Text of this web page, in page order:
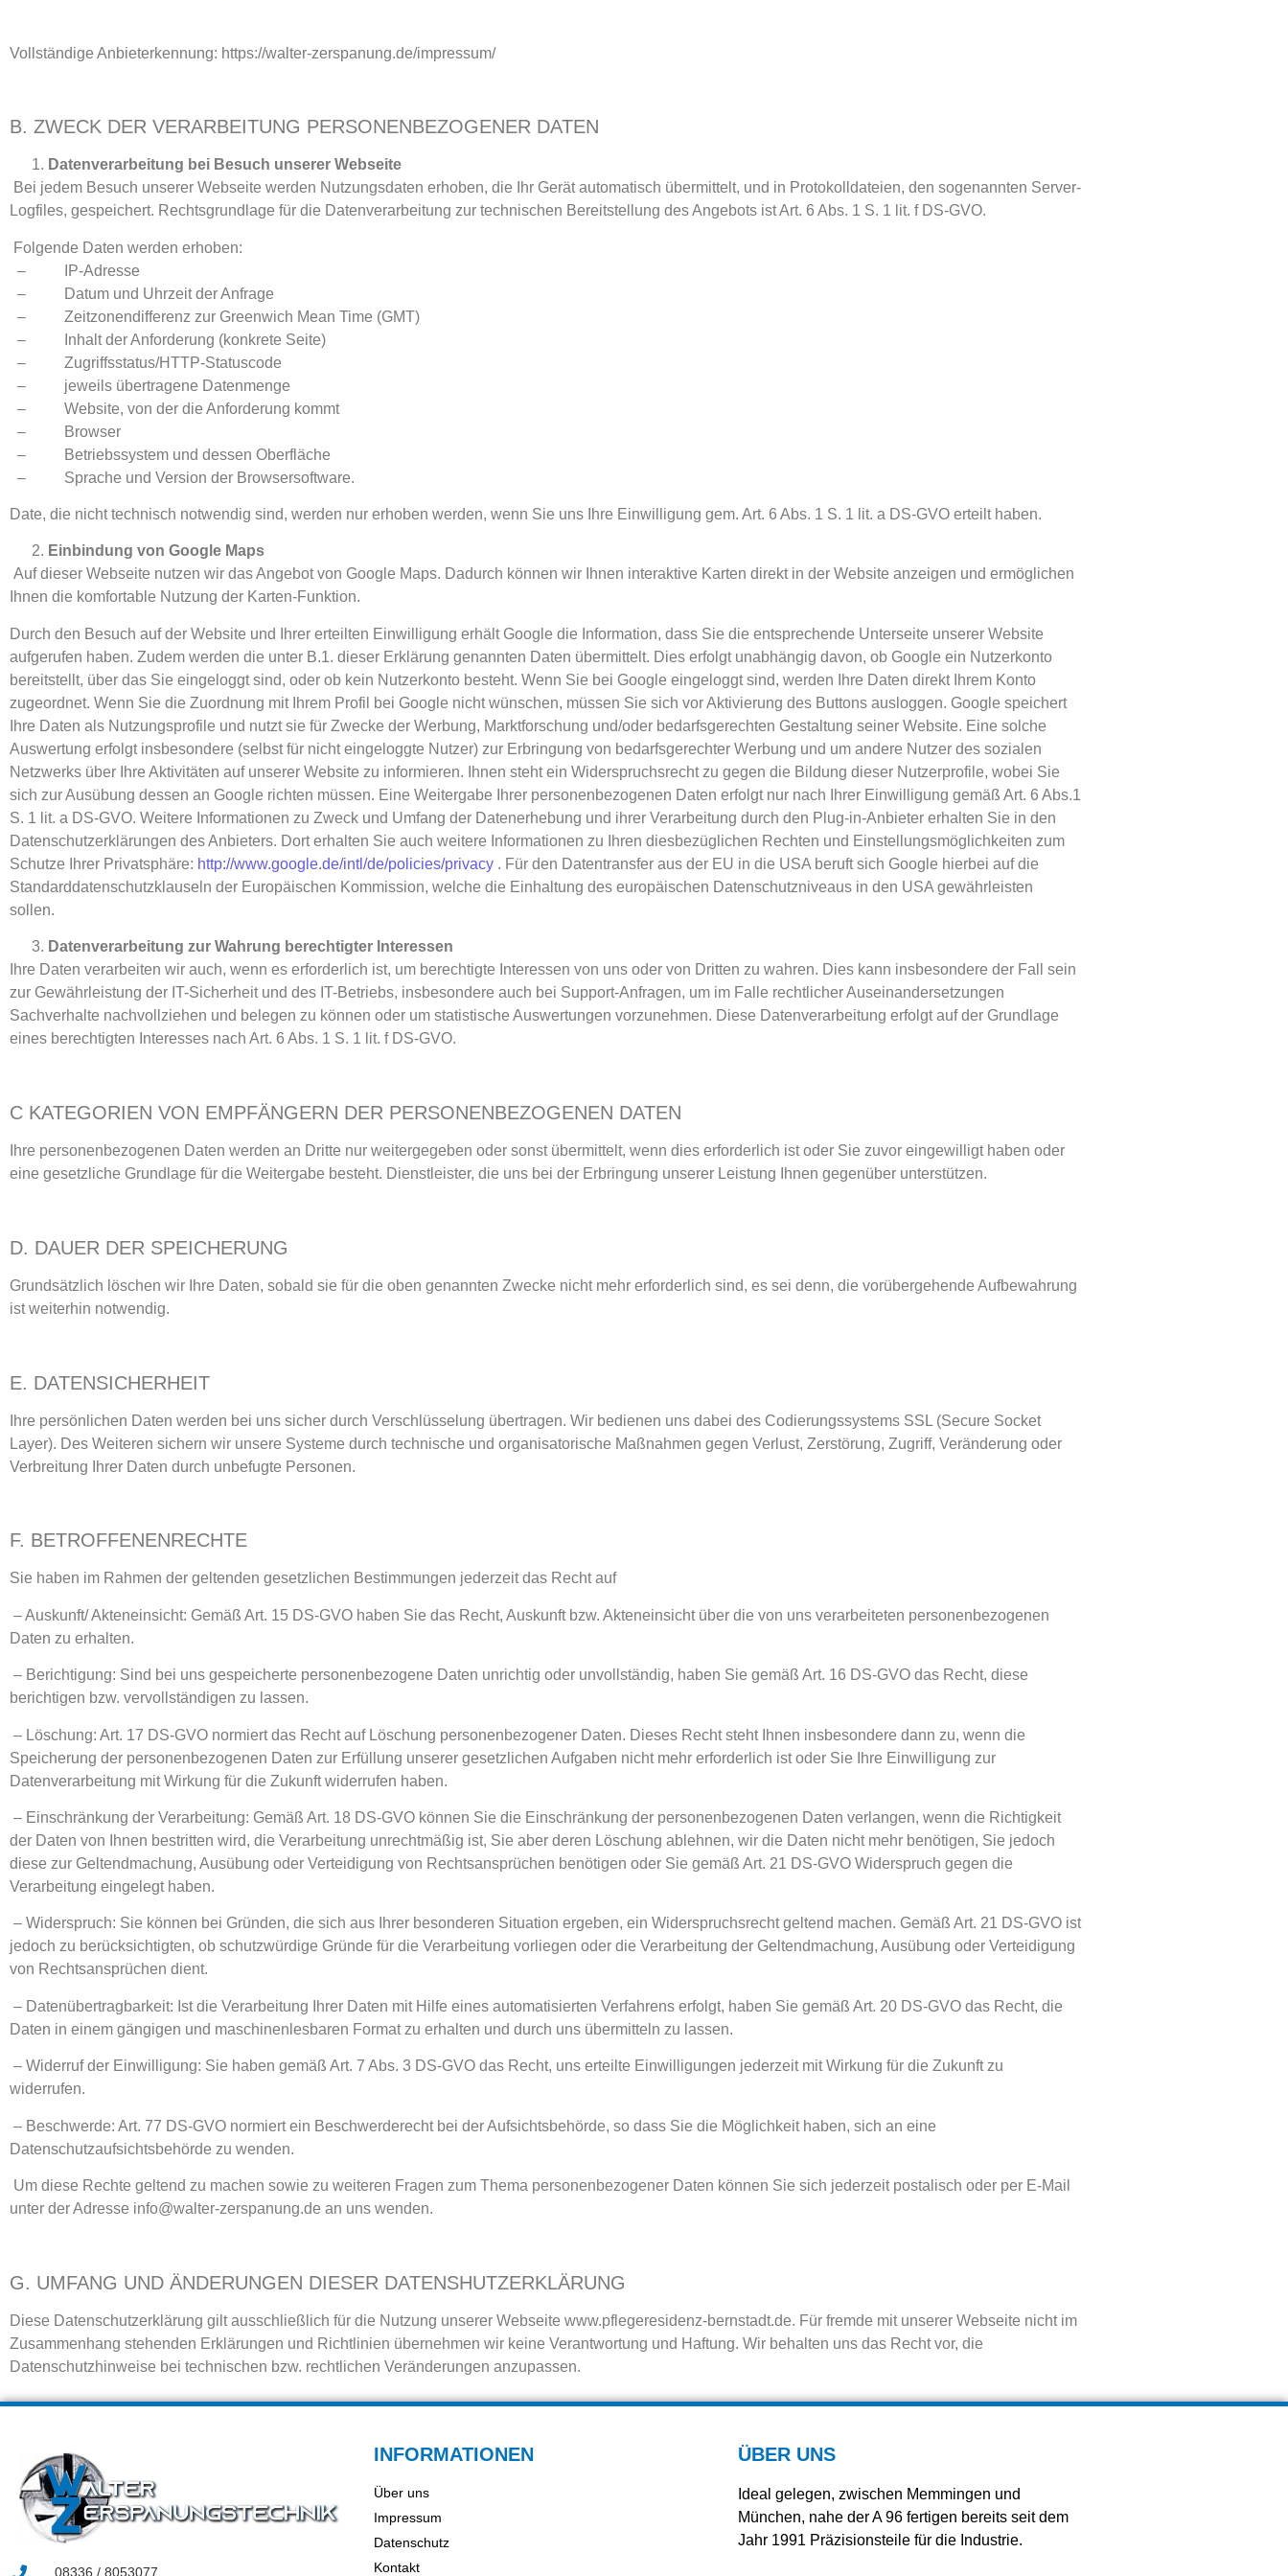
Vollständige Anbieterkennung: https://walter-zerspanung.de/impressum/
B. ZWECK DER VERARBEITUNG PERSONENBEZOGENER DATEN
Datenverarbeitung bei Besuch unserer Webseite
Bei jedem Besuch unserer Webseite werden Nutzungsdaten erhoben, die Ihr Gerät automatisch übermittelt, und in Protokolldateien, den sogenannten Server-
Logfiles, gespeichert. Rechtsgrundlage für die Datenverarbeitung zur technischen Bereitstellung des Angebots ist Art. 6 Abs. 1 S. 1 lit. f DS-GVO.
Folgende Daten werden erhoben:
– IP-Adresse
– Datum und Uhrzeit der Anfrage
– Zeitzonendifferenz zur Greenwich Mean Time (GMT)
– Inhalt der Anforderung (konkrete Seite)
– Zugriffsstatus/HTTP-Statuscode
– jeweils übertragene Datenmenge
– Website, von der die Anforderung kommt
– Browser
– Betriebssystem und dessen Oberfläche
– Sprache und Version der Browsersoftware.
Date, die nicht technisch notwendig sind, werden nur erhoben werden, wenn Sie uns Ihre Einwilligung gem. Art. 6 Abs. 1 S. 1 lit. a DS-GVO erteilt haben.
Einbindung von Google Maps
Auf dieser Webseite nutzen wir das Angebot von Google Maps. Dadurch können wir Ihnen interaktive Karten direkt in der Website anzeigen und ermöglichen
Ihnen die komfortable Nutzung der Karten-Funktion.
Durch den Besuch auf der Website und Ihrer erteilten Einwilligung erhält Google die Information, dass Sie die entsprechende Unterseite unserer Website
aufgerufen haben. Zudem werden die unter B.1. dieser Erklärung genannten Daten übermittelt. Dies erfolgt unabhängig davon, ob Google ein Nutzerkonto
bereitstellt, über das Sie eingeloggt sind, oder ob kein Nutzerkonto besteht. Wenn Sie bei Google eingeloggt sind, werden Ihre Daten direkt Ihrem Konto
zugeordnet. Wenn Sie die Zuordnung mit Ihrem Profil bei Google nicht wünschen, müssen Sie sich vor Aktivierung des Buttons ausloggen. Google speichert
Ihre Daten als Nutzungsprofile und nutzt sie für Zwecke der Werbung, Marktforschung und/oder bedarfsgerechten Gestaltung seiner Website. Eine solche
Auswertung erfolgt insbesondere (selbst für nicht eingeloggte Nutzer) zur Erbringung von bedarfsgerechter Werbung und um andere Nutzer des sozialen
Netzwerks über Ihre Aktivitäten auf unserer Website zu informieren. Ihnen steht ein Widerspruchsrecht zu gegen die Bildung dieser Nutzerprofile, wobei Sie
sich zur Ausübung dessen an Google richten müssen. Eine Weitergabe Ihrer personenbezogenen Daten erfolgt nur nach Ihrer Einwilligung gemäß Art. 6 Abs.1
S. 1 lit. a DS-GVO. Weitere Informationen zu Zweck und Umfang der Datenerhebung und ihrer Verarbeitung durch den Plug-in-Anbieter erhalten Sie in den
Datenschutzerklärungen des Anbieters. Dort erhalten Sie auch weitere Informationen zu Ihren diesbezüglichen Rechten und Einstellungsmöglichkeiten zum
Schutze Ihrer Privatsphäre: http://www.google.de/intl/de/policies/privacy . Für den Datentransfer aus der EU in die USA beruft sich Google hierbei auf die
Standarddatenschutzklauseln der Europäischen Kommission, welche die Einhaltung des europäischen Datenschutzniveaus in den USA gewährleisten
sollen.
Datenverarbeitung zur Wahrung berechtigter Interessen
Ihre Daten verarbeiten wir auch, wenn es erforderlich ist, um berechtigte Interessen von uns oder von Dritten zu wahren. Dies kann insbesondere der Fall sein
zur Gewährleistung der IT-Sicherheit und des IT-Betriebs, insbesondere auch bei Support-Anfragen, um im Falle rechtlicher Auseinandersetzungen
Sachverhalte nachvollziehen und belegen zu können oder um statistische Auswertungen vorzunehmen. Diese Datenverarbeitung erfolgt auf der Grundlage
eines berechtigten Interesses nach Art. 6 Abs. 1 S. 1 lit. f DS-GVO.
C KATEGORIEN VON EMPFÄNGERN DER PERSONENBEZOGENEN DATEN
Ihre personenbezogenen Daten werden an Dritte nur weitergegeben oder sonst übermittelt, wenn dies erforderlich ist oder Sie zuvor eingewilligt haben oder
eine gesetzliche Grundlage für die Weitergabe besteht. Dienstleister, die uns bei der Erbringung unserer Leistung Ihnen gegenüber unterstützen.
D. DAUER DER SPEICHERUNG
Grundsätzlich löschen wir Ihre Daten, sobald sie für die oben genannten Zwecke nicht mehr erforderlich sind, es sei denn, die vorübergehende Aufbewahrung
ist weiterhin notwendig.
E. DATENSICHERHEIT
Ihre persönlichen Daten werden bei uns sicher durch Verschlüsselung übertragen. Wir bedienen uns dabei des Codierungssystems SSL (Secure Socket
Layer). Des Weiteren sichern wir unsere Systeme durch technische und organisatorische Maßnahmen gegen Verlust, Zerstörung, Zugriff, Veränderung oder
Verbreitung Ihrer Daten durch unbefugte Personen.
F. BETROFFENENRECHTE
Sie haben im Rahmen der geltenden gesetzlichen Bestimmungen jederzeit das Recht auf
– Auskunft/ Akteneinsicht: Gemäß Art. 15 DS-GVO haben Sie das Recht, Auskunft bzw. Akteneinsicht über die von uns verarbeiteten personenbezogenen
Daten zu erhalten.
– Berichtigung: Sind bei uns gespeicherte personenbezogene Daten unrichtig oder unvollständig, haben Sie gemäß Art. 16 DS-GVO das Recht, diese
berichtigen bzw. vervollständigen zu lassen.
– Löschung: Art. 17 DS-GVO normiert das Recht auf Löschung personenbezogener Daten. Dieses Recht steht Ihnen insbesondere dann zu, wenn die
Speicherung der personenbezogenen Daten zur Erfüllung unserer gesetzlichen Aufgaben nicht mehr erforderlich ist oder Sie Ihre Einwilligung zur
Datenverarbeitung mit Wirkung für die Zukunft widerrufen haben.
– Einschränkung der Verarbeitung: Gemäß Art. 18 DS-GVO können Sie die Einschränkung der personenbezogenen Daten verlangen, wenn die Richtigkeit
der Daten von Ihnen bestritten wird, die Verarbeitung unrechtmäßig ist, Sie aber deren Löschung ablehnen, wir die Daten nicht mehr benötigen, Sie jedoch
diese zur Geltendmachung, Ausübung oder Verteidigung von Rechtsansprüchen benötigen oder Sie gemäß Art. 21 DS-GVO Widerspruch gegen die
Verarbeitung eingelegt haben.
– Widerspruch: Sie können bei Gründen, die sich aus Ihrer besonderen Situation ergeben, ein Widerspruchsrecht geltend machen. Gemäß Art. 21 DS-GVO ist
jedoch zu berücksichtigten, ob schutzwürdige Gründe für die Verarbeitung vorliegen oder die Verarbeitung der Geltendmachung, Ausübung oder Verteidigung
von Rechtsansprüchen dient.
– Datenübertragbarkeit: Ist die Verarbeitung Ihrer Daten mit Hilfe eines automatisierten Verfahrens erfolgt, haben Sie gemäß Art. 20 DS-GVO das Recht, die
Daten in einem gängigen und maschinenlesbaren Format zu erhalten und durch uns übermitteln zu lassen.
– Widerruf der Einwilligung: Sie haben gemäß Art. 7 Abs. 3 DS-GVO das Recht, uns erteilte Einwilligungen jederzeit mit Wirkung für die Zukunft zu
widerrufen.
– Beschwerde: Art. 77 DS-GVO normiert ein Beschwerderecht bei der Aufsichtsbehörde, so dass Sie die Möglichkeit haben, sich an eine
Datenschutzaufsichtsbehörde zu wenden.
Um diese Rechte geltend zu machen sowie zu weiteren Fragen zum Thema personenbezogener Daten können Sie sich jederzeit postalisch oder per E-Mail
unter der Adresse info@walter-zerspanung.de an uns wenden.
G. UMFANG UND ÄNDERUNGEN DIESER DATENSHUTZERKLÄRUNG
Diese Datenschutzerklärung gilt ausschließlich für die Nutzung unserer Webseite www.pflegeresidenz-bernstadt.de. Für fremde mit unserer Webseite nicht im
Zusammenhang stehenden Erklärungen und Richtlinien übernehmen wir keine Verantwortung und Haftung. Wir behalten uns das Recht vor, die
Datenschutzhinweise bei technischen bzw. rechtlichen Veränderungen anzupassen.
08336 / 8053077
INFORMATIONEN
Über uns
Impressum
Datenschutz
Kontakt
ÜBER UNS
Ideal gelegen, zwischen Memmingen und
München, nahe der A 96 fertigen bereits seit dem
Jahr 1991 Präzisionsteile für die Industrie.